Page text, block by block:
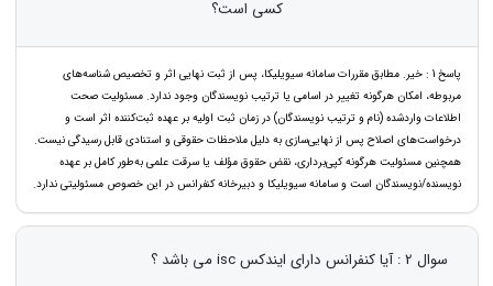
کسی است؟
پاسخ 1 : خیر. مطابق مقررات سامانه سیویلیکا، پس از ثبت نهایی اثر و تخصیص شناسه‌های
مربوطه، امکان هرگونه تغییر در اسامی یا ترتیب نویسندگان وجود ندارد. مسئولیت صحت
اطلاعات واردشده (نام و ترتیب نویسندگان) در زمان ثبت اولیه بر عهده ثبت‌کننده اثر است و
درخواست‌های اصلاح پس از نهایی‌سازی به دلیل ملاحظات حقوقی و استنادی قابل رسیدگی نیست.
همچنین مسئولیت هرگونه کپی‌برداری، نقض حقوق مؤلف یا سرقت علمی به‌طور کامل بر عهده
نویسنده/نویسندگان است و سامانه سیویلیکا و دبیرخانه کنفرانس در این خصوص مسئولیتی ندارد.
سوال 2 : آیا کنفرانس دارای ایندکس isc می باشد ؟